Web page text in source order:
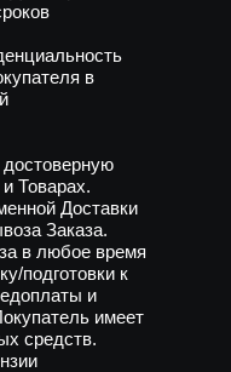
в
Товарах.
Доставки
Заказа.
в любое время
подготовки к
и
имеет
средств.